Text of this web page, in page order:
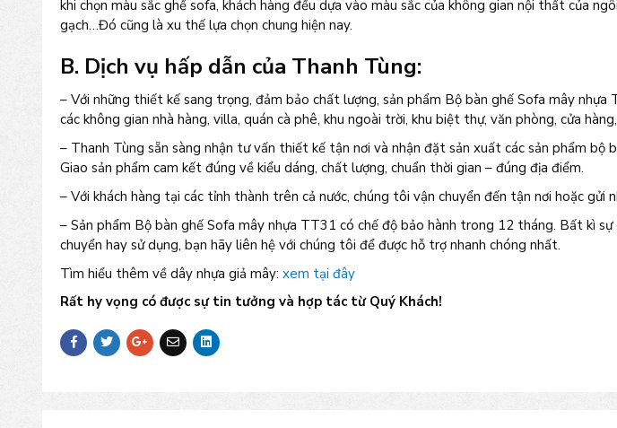
khi chọn màu sắc ghế sofa, khách hàng đều dựa vào màu sắc của không gian nội thất của
gạch…Đó cũng là xu thế lựa chọn chung hiện nay.
B. Dịch vụ hấp dẫn của Thanh Tùng:
– Với những thiết kế sang trọng, đảm bảo chất lượng, sản phẩm Bộ bàn ghế Sofa mây
các không gian nhà hàng, villa, quán cà phê, khu ngoài trời, khu biệt thự, văn phòng, cửa
– Thanh Tùng sẵn sàng nhận tư vấn thiết kế tận nơi và nhận đặt sản xuất các sản phẩm bộ
Giao sản phẩm cam kết đúng về kiểu dáng, chất lượng, chuẩn thời gian – đúng địa điểm.
– Với khách hàng tại các tỉnh thành trên cả nước, chúng tôi vận chuyển đến tận nơi hoặc gửi
– Sản phẩm Bộ bàn ghế Sofa mây nhựa TT31 có chế độ bảo hành trong 12 tháng. Bất kì
chuyển hay sử dụng, bạn hãy liên hệ với chúng tôi để được hỗ trợ nhanh chóng nhất.
Tìm hiểu thêm về dây nhựa giả mây: xem tại đây
Rất hy vọng có được sự tin tưởng và hợp tác từ Quý Khách!